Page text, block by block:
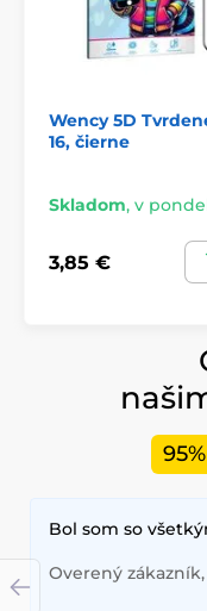
Wency 5D
16, čierne
Skladom, v
3,85 €
95%
Bol som so
Overený zákazník,